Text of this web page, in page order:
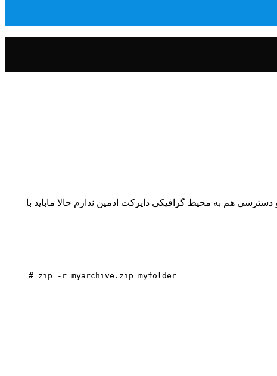
هم به محیط گرافیکی دایرکت ادمین ندارم حالا ماباید با
# zip -r myarchive.zip myfolder